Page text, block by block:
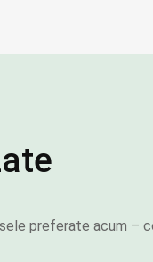
preferate acum –